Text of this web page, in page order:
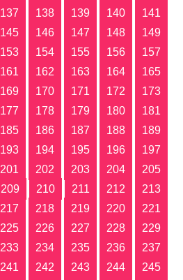
137 138 139 140
141
145 146 147 148
149
153 154 155 156
157
161 162 163 164
165
169 170 171 172
173
177 178 179 180
181
185 186 187 188
189
193 194 195 196
197
201 202 203 204
205
209 210 211 212
213
217 218 219 220
221
225 226 227 228
229
233 234 235 236
237
241 242 243 244
245